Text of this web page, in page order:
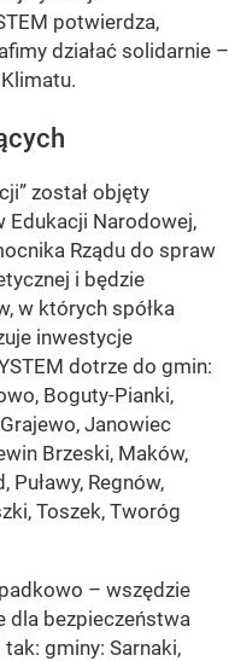
potwierdza,
działać solidarnie –
został objęty
Narodowej,
Rządu do spraw
i będzie
w których spółka
inwestycje
dotrze do gmin:
Boguty-Pianki,
Janowiec
Brzeski, Maków,
Puławy, Regnów,
Toszek, Tworóg
– wszędzie
dla bezpieczeństwa
gminy: Sarnaki,